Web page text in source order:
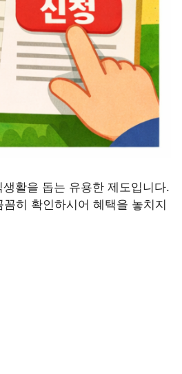
활을 돕는 유용한 제도입니다.
히 확인하시어 혜택을 놓치지